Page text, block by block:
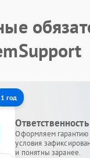
1 год
Оформляем гарантию
условия
и понятны заранее.